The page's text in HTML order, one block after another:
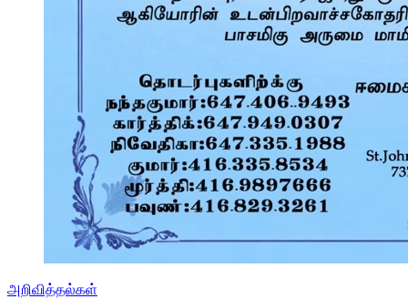
அறிவித்தல்கள்